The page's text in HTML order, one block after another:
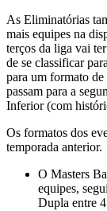
As Eliminatórias
mais equipes na
terços da liga vai
de se classificar
para um formato
passam para a
Inferior (com
Os formatos dos
temporada anterior.
O Masters
equipes,
Dupla entre